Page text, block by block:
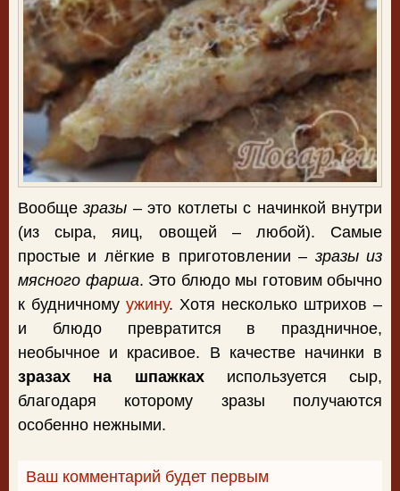
Вообщезразы – это котлеты с начинкой внутри
(из сыра, яиц, овощей – любой). Самые
простые и лёгкие в приготовлении – зразы из
мясного фарша. Это блюдо мы готовим обычно
к будничному ужину. Хотя несколько штрихов –
и блюдо превратится в праздничное,
необычное и красивое. В качестве начинки в
зразах на шпажкахиспользуется сыр,
благодаря которому зразы получаются
особенно нежными.
Ваш комментарий будет первым